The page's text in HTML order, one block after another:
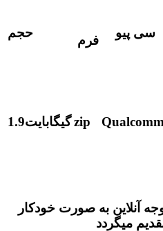
حجم
فرم
سی پیو
1.9گیگابایتzip Qualcomm
آنلاین به صورت خودکار
میگردد